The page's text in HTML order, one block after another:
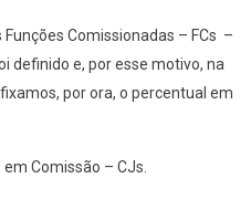
Comissionadas – FCs –
definido e, por esse motivo, na
por ora, o percentual em
Comissão – CJs.